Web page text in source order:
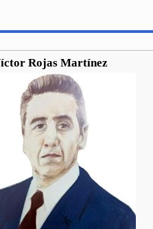
Rojas Martínez